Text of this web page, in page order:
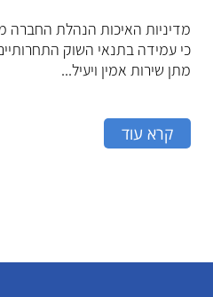
מדיניות האיכות הנהלת החברה
כי עמידה בתנאי השוק
מתן שירות אמין ויעיל...
קרא עוד